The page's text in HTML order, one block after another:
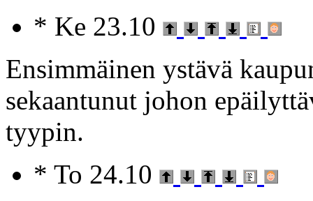
* Ke 23.10
Ensimmäinen ystävä
sekaantunut johon
tyypin.
* To 24.10